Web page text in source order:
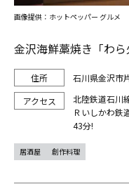
金沢海鮮藁焼き「わ
石川県金沢市
北陸鉄道石川
Ｒいしかわ鉄
43分!
画像提供：ホットペッパー グルメ
居酒屋 創作料理